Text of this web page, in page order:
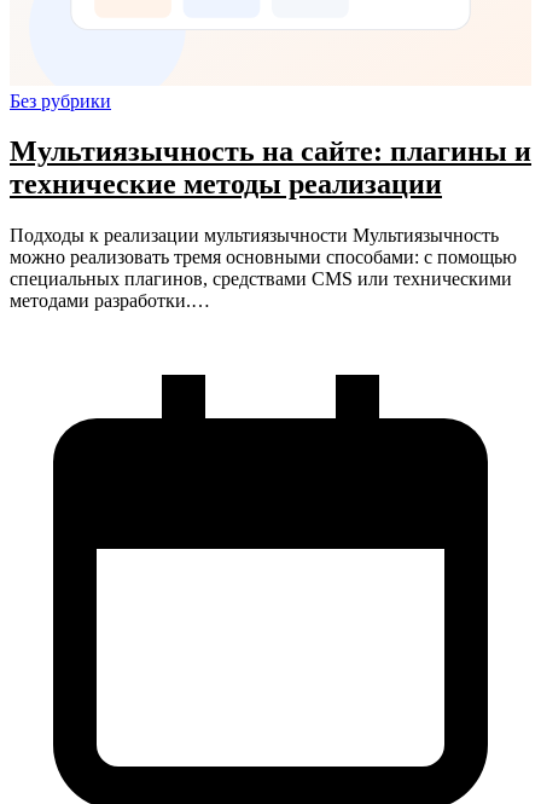
Без рубрики
Мультиязычность на сайте: плагины и
технические методы реализации
Подходы к реализации мультиязычности Мультиязычность
можно реализовать тремя основными способами: с помощью
специальных плагинов, средствами CMS или техническими
методами разработки.…